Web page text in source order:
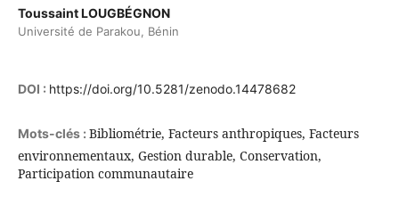
Toussaint LOUGBÉGNON
Université de Parakou, Bénin
DOI : https://doi.org/10.5281/zenodo.14478682
Mots-clés : Bibliométrie, Facteurs anthropiques, Facteurs
environnementaux, Gestion durable, Conservation,
Participation communautaire